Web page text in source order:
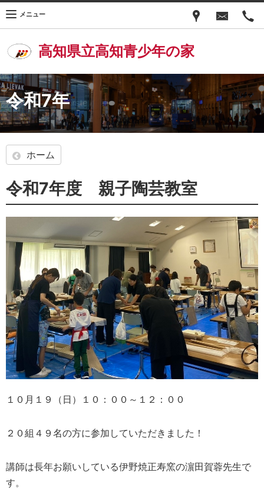
高知県立高知青少年の家
メニュー
令和7年
ホーム
令和7年度 親子陶芸教室
１０月１９（日）１０：００～１２：００
２０組４９名の方に参加していただきました！
講師は長年お願いしている伊野焼正寿窯の濵田賀蓉先生で
す。